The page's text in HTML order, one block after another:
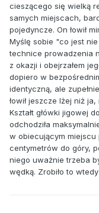
cieszącego się wielką
samych miejscach,
pojedyncze. On łowił
Myślę sobie "co jest nie
technice prowadzenia
z okazji i obejrzałem
dopiero w
identyczną, ale
łowił jeszcze lżej niż
Kształt główki jigowej
odchodziła
w obiecującym miejscu
centymetrów do góry,
niego uważnie trzeba
wędką. Zrobiło to